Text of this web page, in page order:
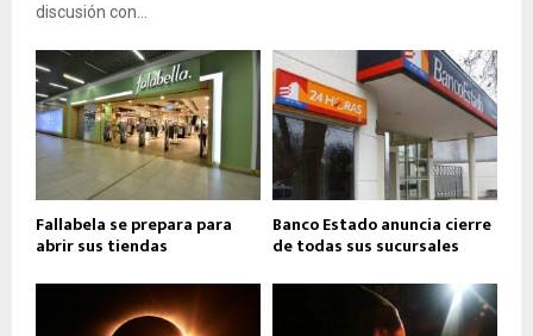
discusión con...
Fallabela se prepara para
abrir sus tiendas
Banco Estado anuncia cierre
de todas sus sucursales